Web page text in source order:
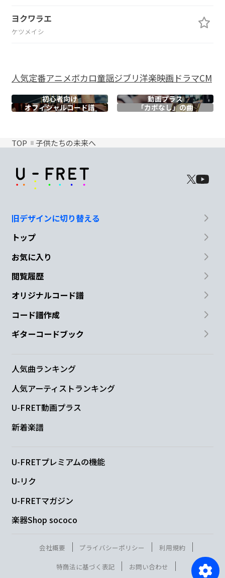
ヨクワラエ
ケツメイシ
人気定番アニメボカロ童謡ジブリ洋楽映画ドラマCM
初心者向け
動画プラス
オフィシャルコード譜 「カポなし」の曲
TOP 子供たちの未来へ
旧デザインに切り替える
トップ
お気に入り
閲覧履歴
オリジナルコード譜
コード譜作成
ギターコードブック
人気曲ランキング
人気アーティストランキング
U-FRET動画プラス
新着楽譜
U-FRETプレミアムの機能
U-リク
U-FRETマガジン
楽器Shop sococo
会社概要 プライバシーポリシー
利用規約
特商法に基づく表記
お問い合わせ